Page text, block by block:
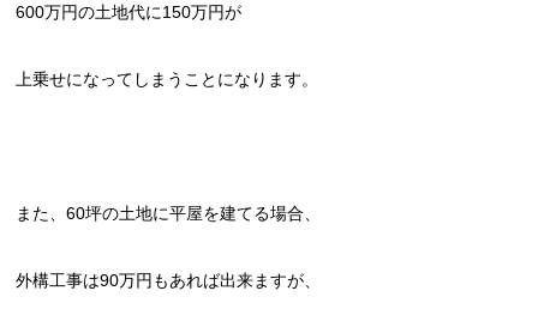
600万円の土地代に150万円が
上乗せになってしまうことになります。
また、60坪の土地に平屋を建てる場合、
外構工事は90万円もあれば出来ますが、